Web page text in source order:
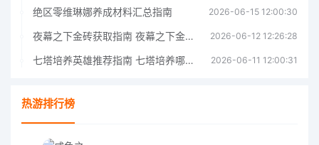
绝区零维琳娜养成材料汇总指南 2026-06-15 12:00:30
夜幕之下金砖获取指南 夜幕之下金砖获取方法 2026-06-12 12:26:28
七塔培养英雄推荐指南 七塔培养哪个英雄好 2026-06-11 12:00:31
热游排行榜